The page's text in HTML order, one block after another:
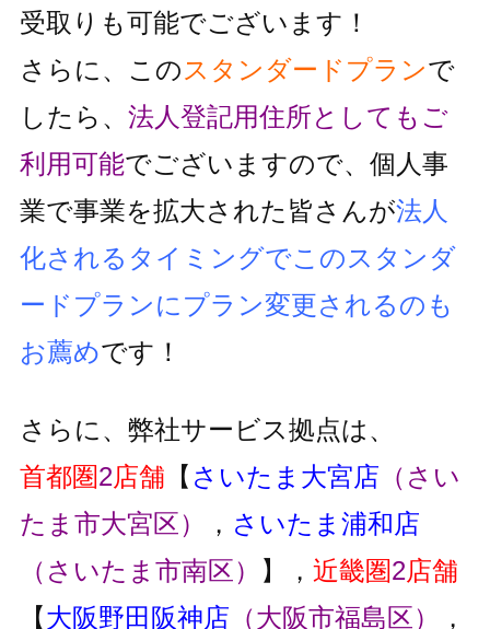
受取りも可能でございます！
さらに、この スタンダードプランで
したら、 法人登記用住所としても ご
利用可能でございますので、個人事
業で事業を拡大された皆さんが法人
化されるタイミングでこのスタンダ
ードプランにプラン変更されるのも
お薦めです！
さらに、弊社サービス拠点は、
首都圏2店舗 【 さいたま大宮店 （さい
たま市大宮区）
， さいたま浦和店
（さいたま市南区）
】， 近畿圏2店舗
【大阪野田阪神店 （大阪市福島区）
，